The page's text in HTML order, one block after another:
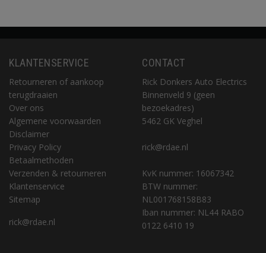
KLANTENSERVICE
Retourneren of aankoop
terugdraaien
Over ons
Algemene voorwaarden
Disclaimer
Privacy Policy
Betaalmethoden
Verzenden & retourneren
Klantenservice
Sitemap
rick@rdae.nl
CONTACT
Rick Donkers Auto Electrics
Binnenveld 9 (geen
bezoekadres)
5462 GK Veghel
rick@rdae.nl
KvK nummer: 16067342
BTW nummer:
NL001768158B83
Iban nummer: NL44 RABO
0122 6410 19